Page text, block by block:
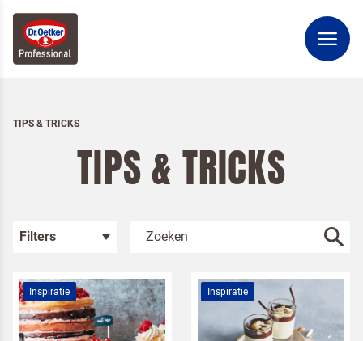
TIPS & TRICKS
TIPS & TRICKS
Filters
Kies je categorie
Inspiratie
Inspiratie Inspiratie